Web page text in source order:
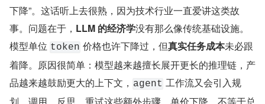
下降”。这话听上去很熟，因为技术行业一直爱讲这类故
事。问题在于， LLM 的经济学没有那么像传统基础设施。
模型单位 token 价格也许下降过，但真实任务成本未必跟
着降。原因很简单：模型越来越擅长展开更长的推理链，产
品越来越鼓励更大的上下文， agent 工作流又会引入规
划、调用、反思、重试这些额外步骤。单价下降，不等于总